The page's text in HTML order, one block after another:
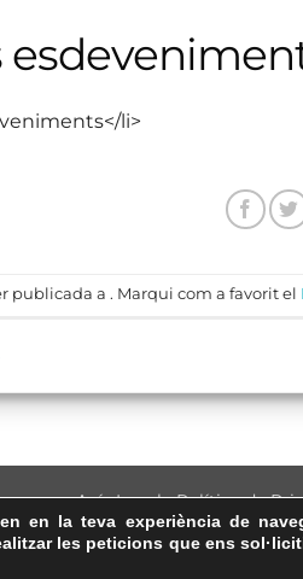
li>
publicada a . Marqui com a favorit el
Avís Legal·Política de
ASSEMBLEA
en la teva experiència de
les peticions que ens